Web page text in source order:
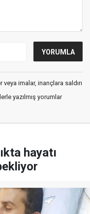
imalar, inançlara saldırı
yazılmış yorumlar
hayatı